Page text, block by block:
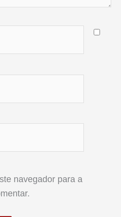
navegador para a